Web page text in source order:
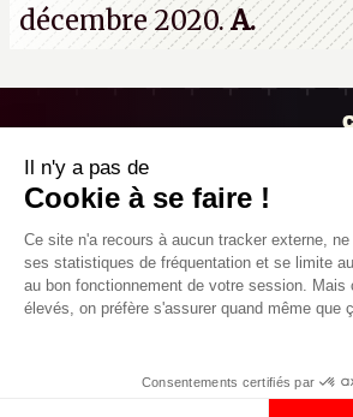
décembre 2020.A.
Non-Stop. Tous droits réservés.
Cookie à se faire !
Ce site n'a recours à aucun tracker
externe, ne partage avec personne ses
aux cookies nécessaires au bon
fonctionnement de votre session. Mais
comme on est bien élevés, on préfère
s'assurer quand même que ça vous va.
Consentements certifiés par